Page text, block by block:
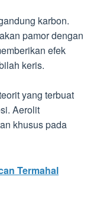
karbon.
pamor dengan
efek
keris.
yang terbuat
Aerolit
khusus pada
Termahal